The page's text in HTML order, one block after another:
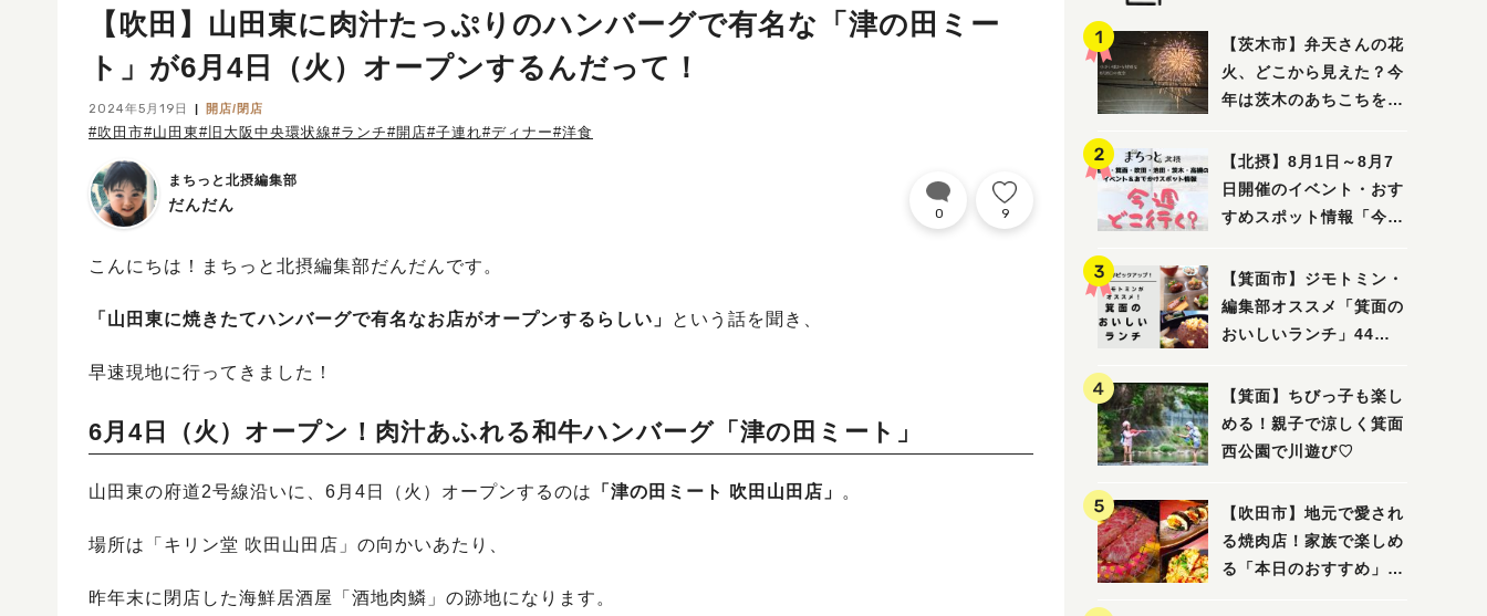
【吹田】山田東に肉汁たっぷりのハンバーグで有名な「津の田ミー
ト」が6月4日（火）オープンするんだって！
2024年5月19日 開店/閉店
#吹田市#山田東#旧大阪中央環状線#ランチ#開店#子連れ#ディナー#洋食
まちっと北摂編集部
だんだん 0 9
こんにちは！まちっと北摂編集部だんだんです。
「山田東に焼きたてハンバーグで有名なお店がオープンするらしい」 という話を聞き、
早速現地に行ってきました！
6月4日（火）オープン！肉汁あふれる和牛ハンバーグ「津の田ミート」
山田東の府道2号線沿いに、6月4日（火）オープンするのは 「津の田ミート 吹田山田店」 。
場所は「キリン堂 吹田山田店」の向かいあたり、
昨年末に閉店した海鮮居酒屋「酒地肉鱗」の跡地になります。
【茨木市】弁天さんの花
火、どこから見えた？今
年は茨木のあちこちを巡
【北摂】8月1日～8月7
日開催のイベント・おす
すめスポット情報「今週
面・吹田・池田・茨木・
高槻）
【箕面市】ジモトミン・
編集部オススメ「箕面の
おいしいランチ」44
から穴場まで！〜
【箕面】ちびっ子も楽し
める！親子で涼しく箕面
西公園で川遊び♡
【吹田市】地元で愛され
る焼肉店！家族で楽しめ
る「本日のおすすめ」で